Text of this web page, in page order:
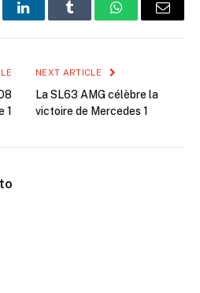
LinkedInTumblr WhatsAppEmail
1
NEXT ARTICLE
La SL63 AMG célèbre la
victoire de Mercedes 1